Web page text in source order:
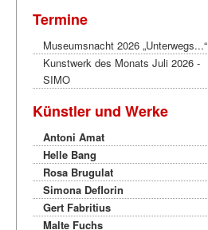
Termine
Museumsnacht 2026 „Unterwegs...“
Kunstwerk des Monats Juli 2026 -
SIMO
Künstler und Werke
Antoni Amat
Helle Bang
Rosa Brugulat
Simona Deflorin
Gert Fabritius
Malte Fuchs